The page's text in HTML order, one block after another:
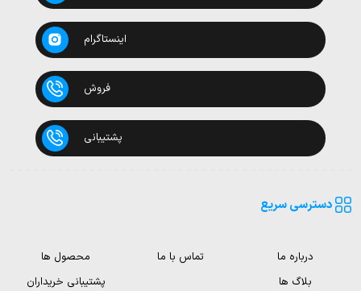
اینستاگرام
فروش
پشتیبانی
دسترسی سریع
درباره ما تماس با ما
محصول ها
بلاگ ها
پشتیبانی خریداران